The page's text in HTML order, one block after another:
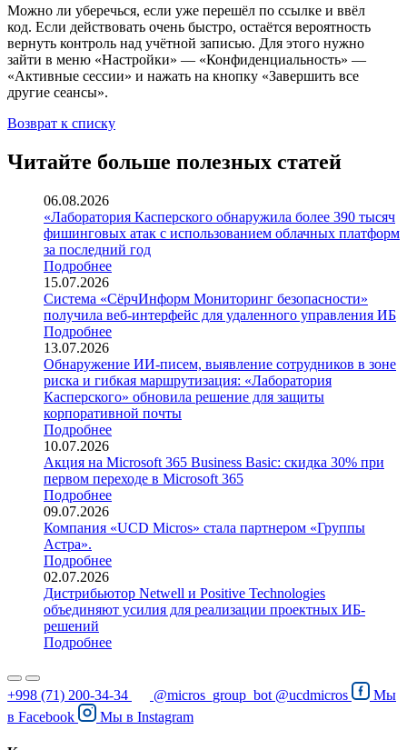
Можно ли уберечься, если уже перешёл по ссылке и ввёл
код. Если действовать очень быстро, остаётся вероятность
вернуть контроль над учётной записью. Для этого нужно
зайти в меню «Настройки» — «Конфиденциальность» —
«Активные сессии» и нажать на кнопку «Завершить все
другие сеансы».
Возврат к списку
Читайте больше полезных статей
06.08.2026
«Лаборатория Касперского обнаружила более 390 тысяч
фишинговых атак с использованием облачных платформ
за последний год
Подробнее
15.07.2026
Система «СёрчИнформ Мониторинг безопасности»
получила веб-интерфейс для удаленного управления ИБ
Подробнее
13.07.2026
Обнаружение ИИ-писем, выявление сотрудников в зоне
риска и гибкая маршрутизация: «Лаборатория
Касперского» обновила решение для защиты
корпоративной почты
Подробнее
10.07.2026
Акция на Microsoft 365 Business Basic: скидка 30% при
первом переходе в Microsoft 365
Подробнее
09.07.2026
Компания «UCD Micros» стала партнером «Группы
Астра».
Подробнее
02.07.2026
Дистрибьютор Netwell и Positive Technologies
объединяют усилия для реализации проектных ИБ-
решений
Подробнее
+998 (71) 200-34-34 @micros_group_bot @ucdmicros
Мы
в Facebook Мы в Instagram